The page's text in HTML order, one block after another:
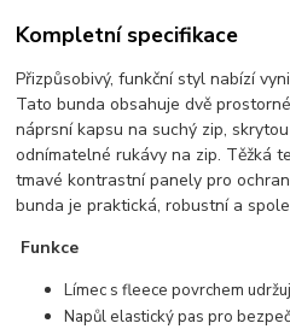
Kompletní specifikace
Přizpůsobivý, funkční styl nabízí
Tato bunda obsahuje dvě
náprsní kapsu na suchý zip,
odnímatelné rukávy na zip. Těžká
tmavé kontrastní panely pro
bunda je praktická, robustní a
Funkce
Límec s fleece povrchem
Napůl elastický pas pro